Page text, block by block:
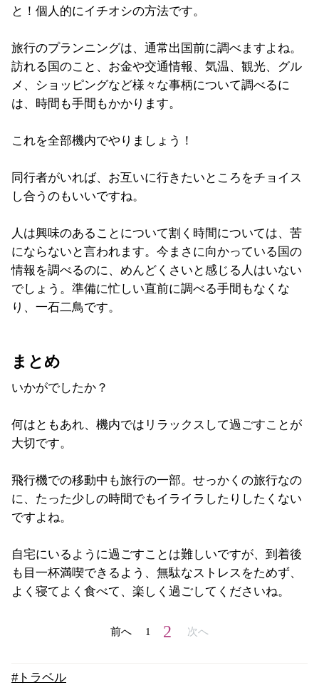
と！個人的にイチオシの方法です。
旅行のプランニングは、通常出国前に調べますよね。
訪れる国のこと、お金や交通情報、気温、観光、グル
メ、ショッピングなど様々な事柄について調べるに
は、時間も手間もかかります。
これを全部機内でやりましょう！
同行者がいれば、お互いに行きたいところをチョイス
し合うのもいいですね。
人は興味のあることについて割く時間については、苦
にならないと言われます。今まさに向かっている国の
情報を調べるのに、めんどくさいと感じる人はいない
でしょう。準備に忙しい直前に調べる手間もなくな
り、一石二鳥です。
まとめ
いかがでしたか？
何はともあれ、機内ではリラックスして過ごすことが
大切です。
飛行機での移動中も旅行の一部。せっかくの旅行なの
に、たった少しの時間でもイライラしたりしたくない
ですよね。
自宅にいるように過ごすことは難しいですが、到着後
も目一杯満喫できるよう、無駄なストレスをためず、
よく寝てよく食べて、楽しく過ごしてくださいね。
前へ 1 2 次へ
#トラベル